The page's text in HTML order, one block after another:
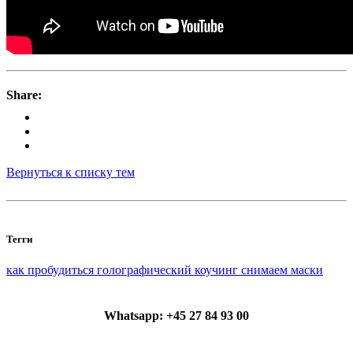
Share:
Вернуться к списку тем
Тегги
как пробудиться голографический коучинг снимаем маски
Whatsapp: +45 27 84 93 00